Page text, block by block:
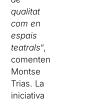
qualitat
com en
espais
teatrals“,
comenten
Montse
Trias. La
iniciativa